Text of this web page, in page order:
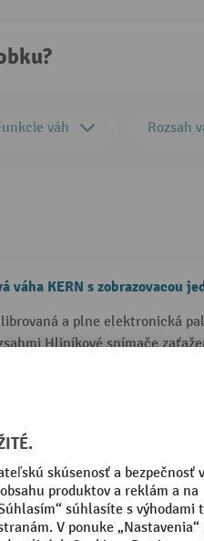
váh Rozsah
váha KERN s zobrazovacou
a plne elektronická
Hliníkové snímače
rozhraním RS-232 pre
ovládanie